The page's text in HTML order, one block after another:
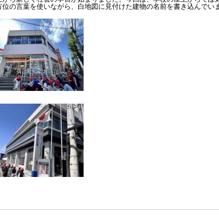
位の言葉を使いながら、白地図に見付けた建物の名前を書き込んでい